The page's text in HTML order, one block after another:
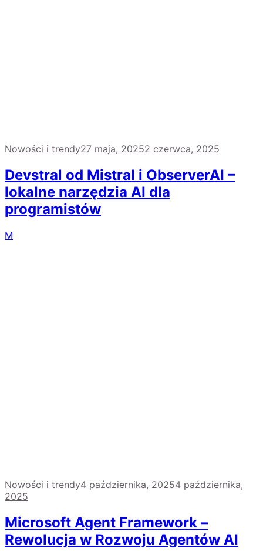
Nowości i trendy27 maja, 20252 czerwca, 2025
Devstral od Mistral i ObserverAI –
lokalne narzędzia AI dla
programistów
M
Nowości i trendy4 października, 20254 października,
2025
Microsoft Agent Framework –
Rewolucja w Rozwoju Agentów AI